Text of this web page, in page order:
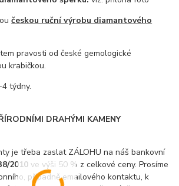
českou ruční výrobu diamantového
pravosti od české gemologické
krabičkou.
týdny.
DRAHÝMI KAMENY
je třeba zaslat ZÁLOHU na náš bankovní
2010ve výši 50 % z celkové ceny. Prosíme
případně emailového kontaktu, k